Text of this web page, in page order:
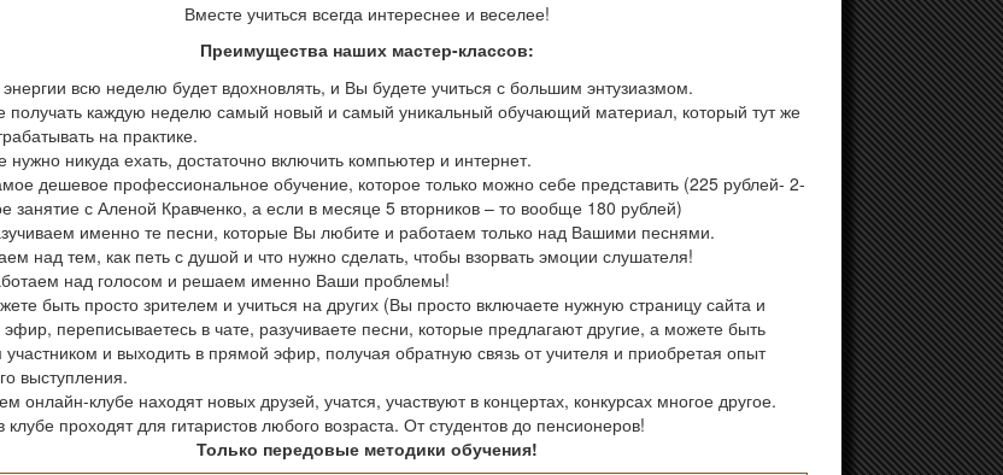
Вместе учиться всегда интереснее и веселее!
Преимущества наших мастер-классов:
всю неделю будет вдохновлять, и Вы будете учиться с большим энтузиазмом.
получать каждую неделю самый новый и самый уникальный обучающий материал, который тут же
на практике.
нужно никуда ехать, достаточно включить компьютер и интернет.
дешевое профессиональное обучение, которое только можно себе представить (225 рублей- 2-
занятие с Аленой Кравченко, а если в месяце 5 вторников – то вообще 180 рублей)
именно те песни, которые Вы любите и работаем только над Вашими песнями.
над тем, как петь с душой и что нужно сделать, чтобы взорвать эмоции слушателя!
над голосом и решаем именно Ваши проблемы!
быть просто зрителем и учиться на других (Вы просто включаете нужную страницу сайта и
эфир, переписываетесь в чате, разучиваете песни, которые предлагают другие, а можете быть
участником и выходить в прямой эфир, получая обратную связь от учителя и приобретая опыт
выступления.
онлайн-клубе находят новых друзей, учатся, участвуют в концертах, конкурсах многое другое.
клубе проходят для гитаристов любого возраста. От студентов до пенсионеров!
Только передовые методики обучения!